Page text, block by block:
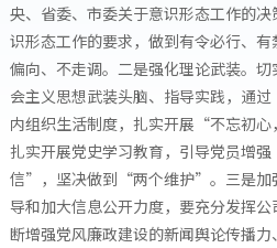
央、省委、市委关于意识形态工作的
识形态工作的要求，做到有令必行、
偏向、不走调。二是强化理论武装。
会主义思想武装头脑、指导实践，通
内组织生活制度，扎实开展“不忘初心
扎实开展党史学习教育，引导党员增
信”，坚决做到“两个维护”。三是加
导和加大信息公开力度，要充分发挥
断增强党风廉政建设的新闻舆论传播